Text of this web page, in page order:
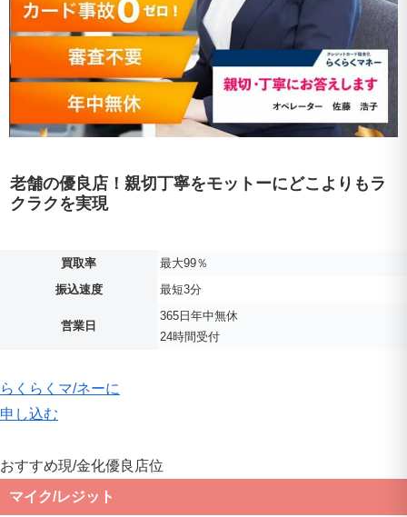
老舗の優良店！親切丁寧をモットーにどこよりもラ
クラクを実現
買取率
最大99％
振込速度
最短3分
営業日
365日年中無休
24時間受付
らくらくマ/ネーに
申し込む
おすすめ現/金化優良店位
マイク/レジット